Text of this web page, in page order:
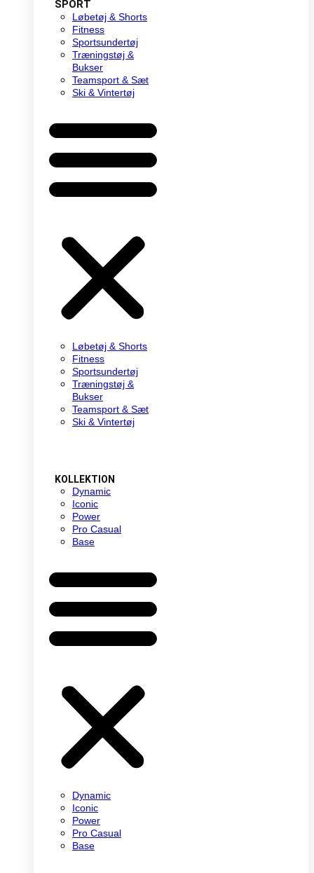
SPORT
Løbetøj & Shorts
Fitness
Sportsundertøj
Træningstøj &
Bukser
Teamsport & Sæt
Ski & Vintertøj
Løbetøj & Shorts
Fitness
Sportsundertøj
Træningstøj &
Bukser
Teamsport & Sæt
Ski & Vintertøj
KOLLEKTION
Dynamic
Iconic
Power
Pro Casual
Base
Dynamic
Iconic
Power
Pro Casual
Base